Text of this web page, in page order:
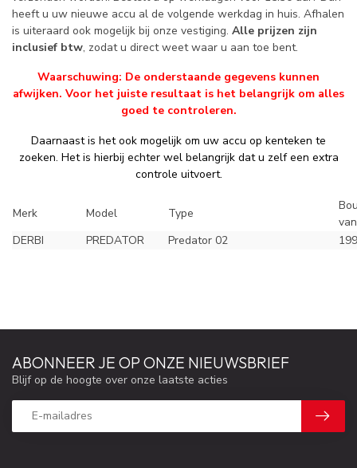
heeft u uw nieuwe accu al de volgende werkdag in huis. Afhalen
is uiteraard ook mogelijk bij onze vestiging. Alle prijzen zijn
inclusief btw, zodat u direct weet waar u aan toe bent.
Waarschuwing: De onderstaande gegevens kunnen
afwijken. Voor het juiste resultaat is het belangrijk om alles
goed te controleren.
Daarnaast is het ook mogelijk om uw accu op kenteken te
zoeken. Het is hierbij echter wel belangrijk dat u zelf een extra
controle uitvoert.
Merk Model Type
DERBI
PREDATOR Predator 02
ABONNEER JE OP ONZE NIEUWSBRIEF
Blijf op de hoogte over onze laatste acties